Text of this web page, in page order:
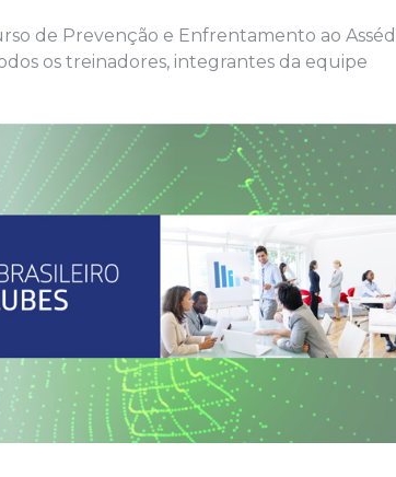
de Prevenção e Enfrentamento ao
os treinadores, integrantes da equipe